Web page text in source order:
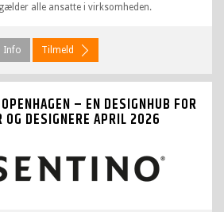
alle ansatte i virksomheden.
Info Tilmeld
– EN DESIGNHUB FOR
DESIGNERE APRIL 2026